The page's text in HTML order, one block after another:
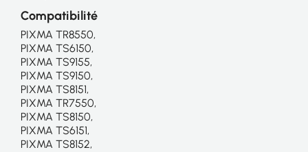
Compatibilité
PIXMA TR8550,
PIXMA TS6150,
PIXMA TS9155,
PIXMA TS9150,
PIXMA TS8151,
PIXMA TR7550,
PIXMA TS8150,
PIXMA TS6151,
PIXMA TS8152,